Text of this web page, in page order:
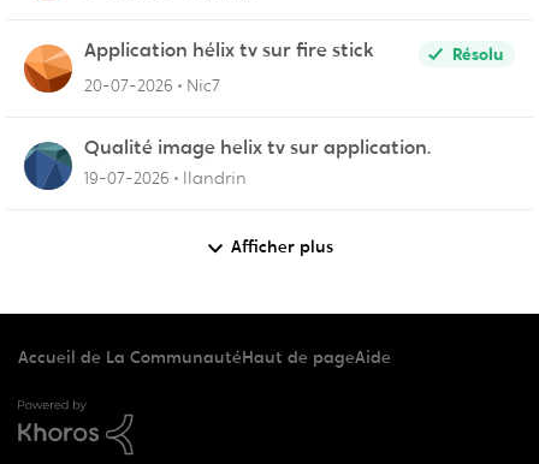
Application hélix tv sur fire stick
Résolu
20-07-2026
Nic7
Qualité image helix tv sur application.
19-07-2026 llandrin
Afficher plus
Accueil de La CommunautéHaut de pageAide